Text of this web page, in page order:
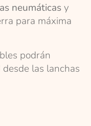
neumáticasy
para máxima
podrán
las lanchas